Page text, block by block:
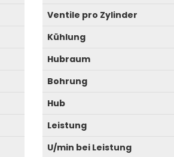
Ventile pro Zylinder
Kühlung
Hubraum
Bohrung
Hub
Leistung
U/min bei Leistung